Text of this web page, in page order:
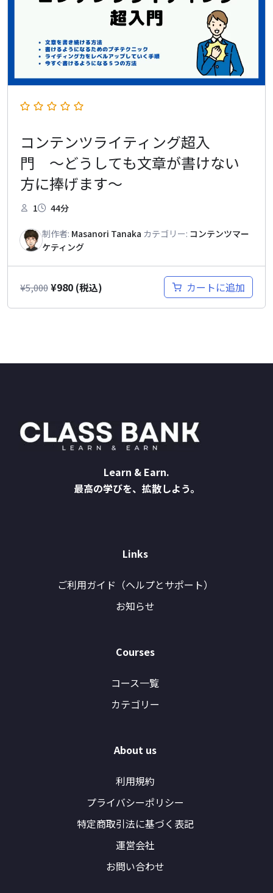
コンテンツライティング超入
門 〜どうしても文章が書けない
方に捧げます〜
1 44分
制作者: Masanori Tanaka カテゴリー: コンテンツマー
ケティング
¥5,000¥980 (税込) カートに追加
Learn & Earn.
最高の学びを、拡散しよう。
Links
ご利用ガイド（ヘルプとサポート）
お知らせ
Courses
コース一覧
カテゴリー
About us
利用規約
プライバシーポリシー
特定商取引法に基づく表記
運営会社
お問い合わせ